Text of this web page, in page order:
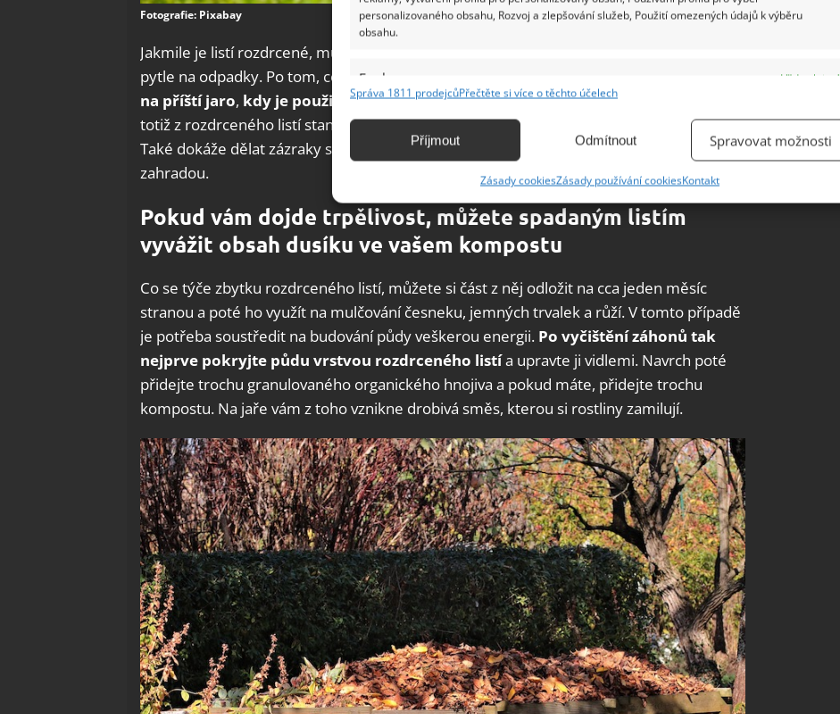
personalizovaného obsahu, Rozvoj a zlepšování služeb, Použití omezených údajů k výběru
obsahu.
Funkce
Vždy aktivní
Identifikace zařízení na základě automaticky přenášených informací.
základě aktivně vyžádaných informací.
Zajištění bezpečnosti, předcházení a zjišťování podvodů a
odstraňování chyb, Poskytování a zobrazování reklamy a obsahu,
Ukládání a sdělování voleb ochrany osobních údajů.
Správa 1811 prodejcůPřečtěte si více o těchto účelech
Příjmout Odmítnout Spravovat možnosti
Zásady cookiesZásady používání cookiesKontakt
Fotografie: Pixabay
Jakmile je listí rozdrcené, můžete je shrabat na jednu hromadu a připravit si plastové
pytle na odpadky. Po tom, co pytle naplníte rozdrcenou směsí, je schovejte do stodoly
na příští jaro, kdy je použijete jako mulč na trvalkových zahradách
totiž z rozdrceného listí stane takzvaná listová plíseň, kterou rostliny naprosto zbožňují.
Také dokáže dělat zázraky s půdou, a navíc je stylově kombinovatelná s jakoukoliv
zahradou.
Pokud vám dojde trpělivost, můžete spadaným listím
vyvážit obsah dusíku ve vašem kompostu
Co se týče zbytku rozdrceného listí, můžete si část z něj odložit na cca jeden měsíc
stranou a poté ho využít na mulčování česneku, jemných trvalek a růží. V tomto případě
je potřeba soustředit na budování půdy veškerou energii. Po vyčištění záhonů tak
nejprve pokryjte půdu vrstvou rozdrceného listía upravte ji vidlemi. Navrch poté
přidejte trochu granulovaného organického hnojiva a pokud máte, přidejte trochu
kompostu. Na jaře vám z toho vznikne drobivá směs, kterou si rostliny zamilují.